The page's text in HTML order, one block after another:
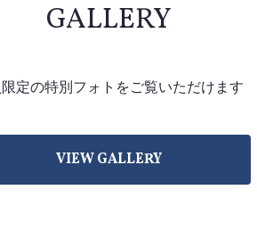
GALLERY
VIEW GALLERY